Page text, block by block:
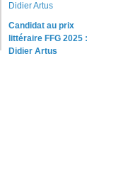
Candidat au prix
littéraire FFG 2025 :
Didier Artus